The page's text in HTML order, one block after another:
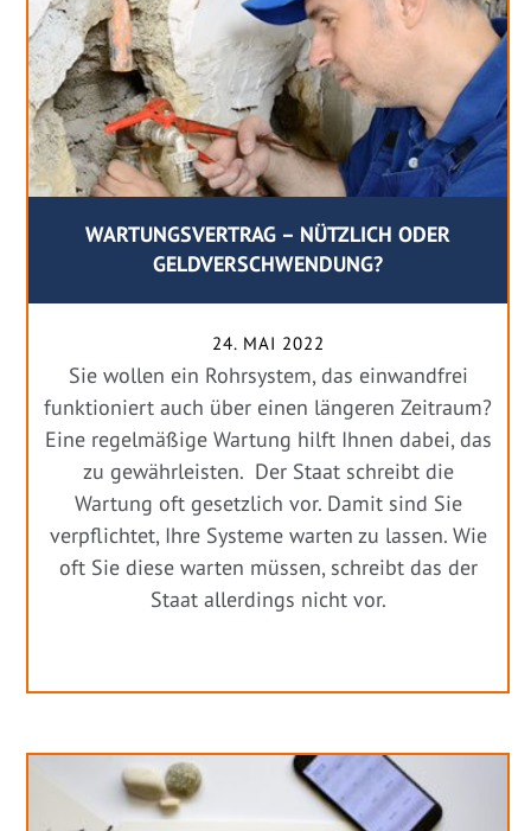
WARTUNGSVERTRAG – NÜTZLICH ODER
GELDVERSCHWENDUNG?
24. MAI 2022
Sie wollen ein Rohrsystem, das einwandfrei
funktioniert auch über einen längeren Zeitraum?
Eine regelmäßige Wartung hilft Ihnen dabei, das
zu gewährleisten. Der Staat schreibt die
Wartung oft gesetzlich vor. Damit sind Sie
verpflichtet, Ihre Systeme warten zu lassen. Wie
oft Sie diese warten müssen, schreibt das der
Staat allerdings nicht vor.